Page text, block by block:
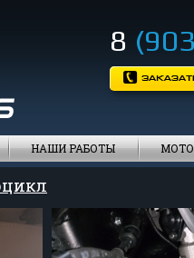
8
НАШИ РАБОТЫ